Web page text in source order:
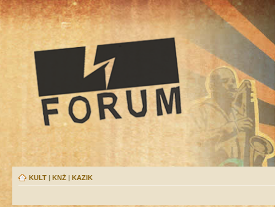
KULT | KNŻ | KAZIK